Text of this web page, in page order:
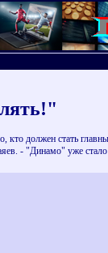
кто должен стать
- "Динамо" уже